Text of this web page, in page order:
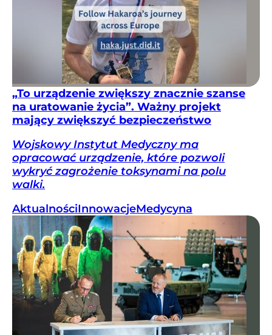
„To urządzenie zwiększy znacznie szanse
na uratowanie życia”. Ważny projekt
mający zwiększyć bezpieczeństwo
Wojskowy Instytut Medyczny ma
opracować urządzenie, które pozwoli
wykryć zagrożenie toksynami na polu
walki.
AktualnościInnowacjeMedycyna